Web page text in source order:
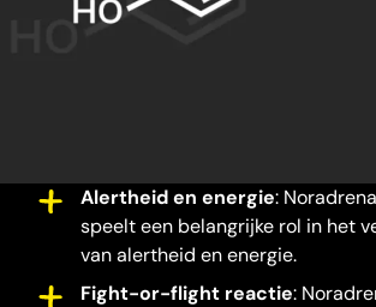
Alertheid en energie:
speelt een belangrijke rol in het
van alertheid en energie.
Fight-or-flight reactie: